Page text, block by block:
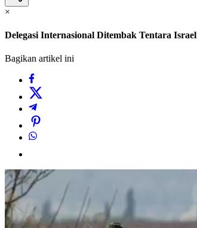
×
Delegasi Internasional Ditembak Tentara Israel
Bagikan artikel ini